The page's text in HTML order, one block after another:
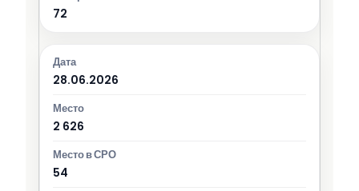
72
28.06.2026
2 626
54